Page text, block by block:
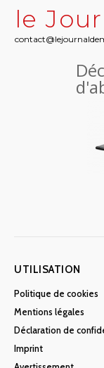
le
UTILISATION
Politique de cookies
Mentions légales
Déclaration de
Imprint